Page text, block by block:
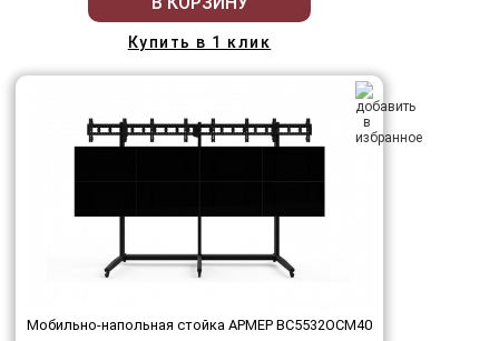
Купить в 1 клик
Мобильно-напольная стойка АРМЕР ВС5532ОСМ40